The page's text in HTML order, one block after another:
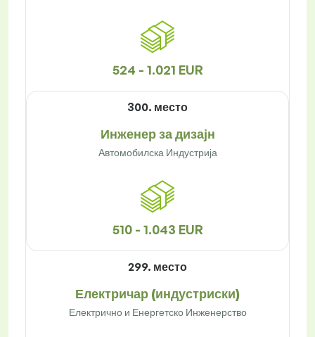
524 - 1.021 EUR
300. место
Инженер за дизајн
Автомобилска Индустрија
510 - 1.043 EUR
299. место
Електричар (индустриски)
Електрично и Енергетско Инженерство